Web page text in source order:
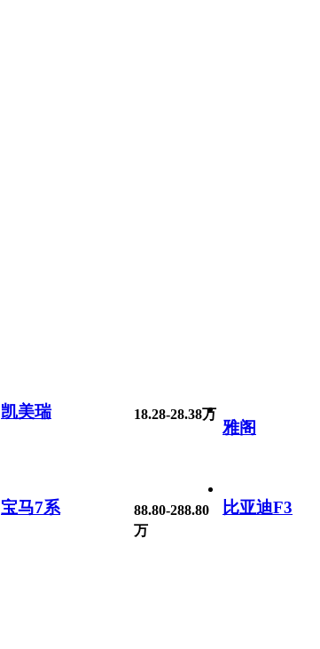
凯美瑞 18.28-28.38万
雅阁
宝马7系
88.80-288.80
万
比亚迪F3